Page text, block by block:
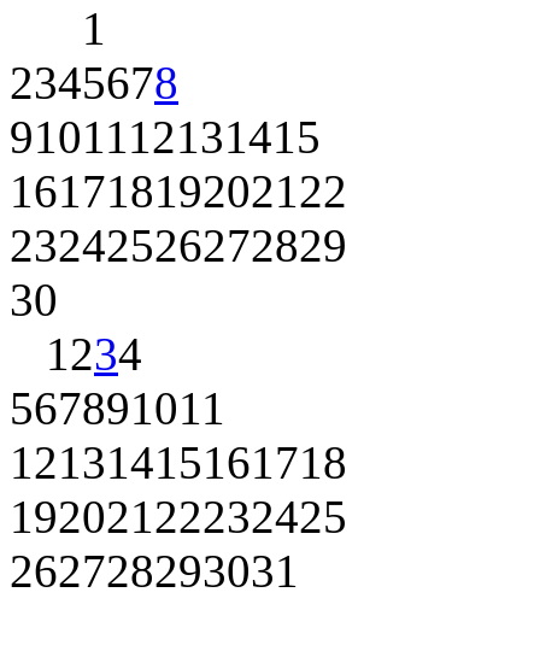
1
2345678
9101112131415
16171819202122
23242526272829
30
1234
567891011
12131415161718
19202122232425
262728293031